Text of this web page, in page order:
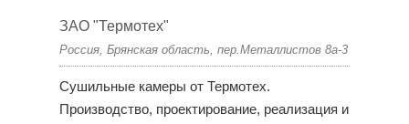
ЗАО "Термотех"
Россия, Брянская область, пер.Металлистов 8а-3
Сушильные камеры от Термотех.
Производство, проектирование, реализация и